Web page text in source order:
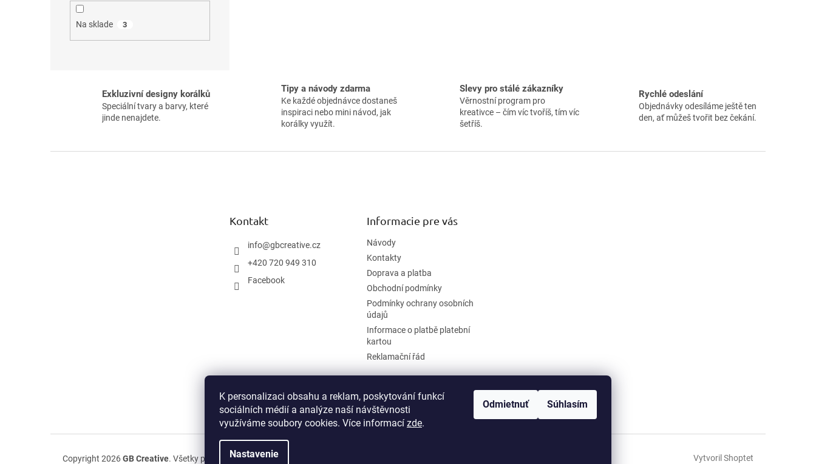
K personalizaci obsahu a reklam, poskytování funkcí
sociálních médií a analýze naší návštěvnosti
využíváme soubory cookies. Více informací zde.
Nastavenie
Odmietnuť Súhlasím
Na sklade 3
Exkluzivní designy korálků
Speciální tvary a barvy, které
jinde nenajdete.
Tipy a návody zdarma
Ke každé objednávce dostaneš
inspiraci nebo mini návod, jak
korálky využít.
Slevy pro stálé zákazníky
Věrnostní program pro
kreativce – čím víc tvoříš, tím víc
šetříš.
Rychlé odeslání
Objednávky odesíláme ještě ten
den, ať můžeš tvořit bez čekání.
Kontakt
info@gbcreative.cz
+420 720 949 310
Facebook
Informacie pre vás
Návody
Kontakty
Doprava a platba
Obchodní podmínky
Podmínky ochrany osobních
údajů
Informace o platbě platební
kartou
Reklamační řád
Vytvoril Shoptet
Copyright 2026GB Creative. Všetky práva vyhradené.Upraviť nastavenie cookies